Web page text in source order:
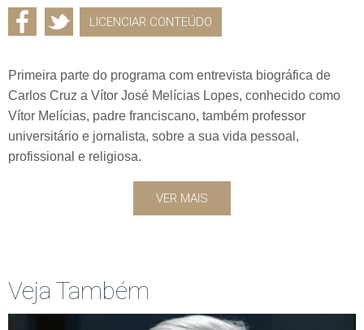
LICENCIAR CONTEÚDO
Primeira parte do programa com entrevista biográfica de
Carlos Cruz a Vítor José Melícias Lopes, conhecido como
Vítor Melícias, padre franciscano, também professor
universitário e jornalista, sobre a sua vida pessoal,
profissional e religiosa.
VER MAIS
Veja Também